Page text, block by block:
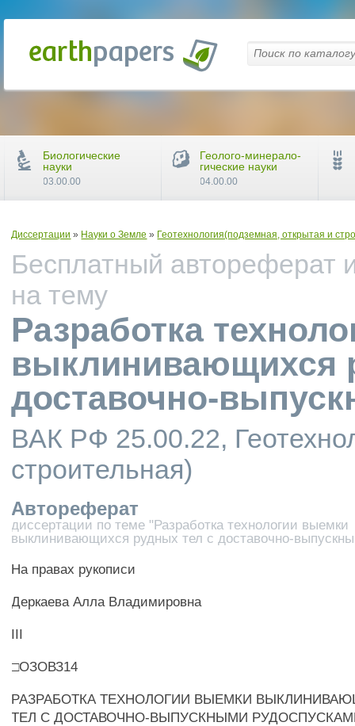
Диссертации » Науки о Земле » Геотехнология(подземная, открытая и
Бесплатный автореферат
на тему
Разработка
выклинивающихся
доставочно-
ВАК РФ 25.00.22,
строительная)
Автореферат
диссертации по теме "Разработка технологии выемки
выклинивающихся рудных тел с доставочно-
На правах рукописи
Деркаева Алла Владимировна
III
□ОЗОВЗ14
РАЗРАБОТКА ТЕХНОЛОГИИ ВЫЕМКИ
ТЕЛ С ДОСТАВОЧНО-ВЫПУСКНЫМИ
Биологические
науки
03.00.00
Геолого-минерало-
гические науки
04.00.00